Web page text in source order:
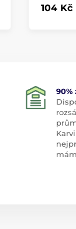
104 Kč
90%